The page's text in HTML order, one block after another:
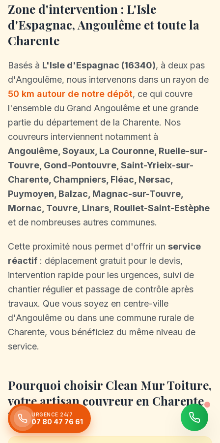
Zone d'intervention : L'Isle
d'Espagnac, Angoulême et toute la
Charente
Basés à L'Isle d'Espagnac (16340), à deux pas
d'Angoulême, nous intervenons dans un rayon de
50 km autour de notre dépôt, ce qui couvre
l'ensemble du Grand Angoulême et une grande
partie du département de la Charente. Nos
couvreurs interviennent notamment à
Angoulême, Soyaux, La Couronne, Ruelle-sur-
Touvre, Gond-Pontouvre, Saint-Yrieix-sur-
Charente, Champniers, Fléac, Nersac,
Puymoyen, Balzac, Magnac-sur-Touvre,
Mornac, Touvre, Linars, Roullet-Saint-Estèphe
et de nombreuses autres communes.
Cette proximité nous permet d'offrir un service
réactif : déplacement gratuit pour le devis,
intervention rapide pour les urgences, suivi de
chantier régulier et passage de contrôle après
travaux. Que vous soyez en centre-ville
d'Angoulême ou dans une commune rurale de
Charente, vous bénéficiez du même niveau de
service.
Pourquoi choisir Clean Mur Toiture,
votre artisan couvreur en Charente
?
URGENCE 24/7
07 80 47 76 61